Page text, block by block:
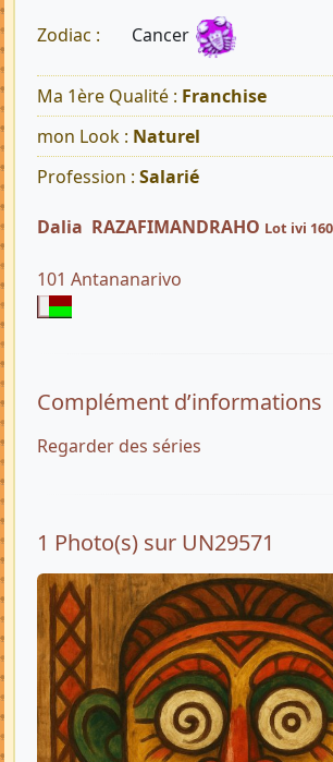
Zodiac : Cancer
Ma 1ère Qualité : Franchise
mon Look : Naturel
Profession : Salarié
Dalia RAZAFIMANDRAHO Lot ivi
101 Antananarivo
Complément d’informations
Regarder des séries
1 Photo(s) sur UN29571